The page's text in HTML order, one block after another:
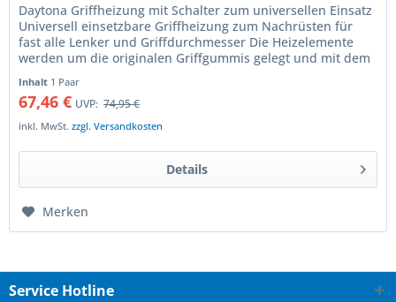
Daytona Griffheizung mit Schalter zum universellen Einsatz
Universell einsetzbare Griffheizung zum Nachrüsten für
fast alle Lenker und Griffdurchmesser Die Heizelemente
werden um die originalen Griffgummis gelegt und mit dem
Inhalt 1 Paar
67,46 € UVP: 74,95 €
inkl. MwSt.zzgl. Versandkosten
Details
Merken
Service Hotline